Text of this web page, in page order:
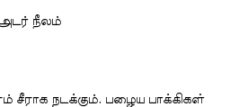
நீலம்
சீராக நடக்கும். பழைய பாக்கிகள்